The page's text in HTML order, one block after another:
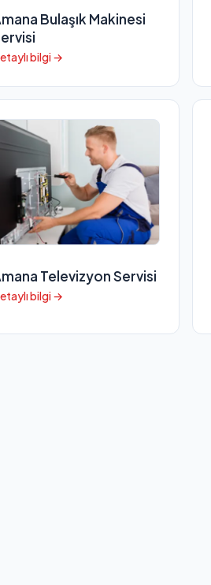
Bulaşık Makinesi
bilgi →
Televizyon Servisi
bilgi →